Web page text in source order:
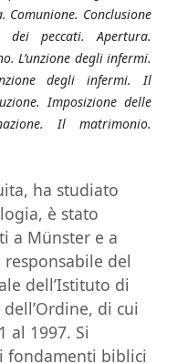
Comunione. Conclusione
peccati. Apertura.
L’unzione degli infermi.
degli infermi. Il
Imposizione delle
Il matrimonio.
ha studiato
è stato
a Münster e a
del
dell’Istituto di
di cui
al 1997. Si
fondamenti biblici